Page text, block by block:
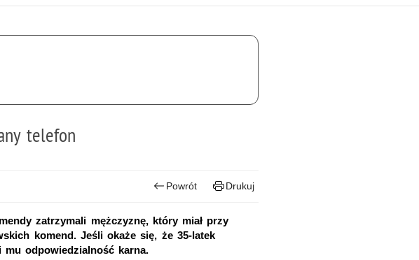
telefon
Powrót Drukuj
zatrzymali mężczyznę, który miał przy
komend. Jeśli okaże się, że 35-latek
mu odpowiedzialność karna.